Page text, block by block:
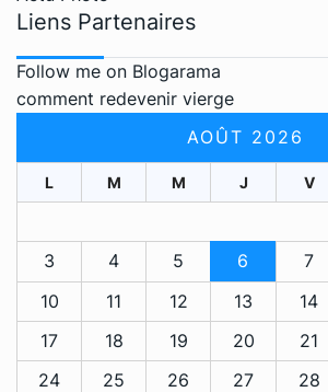
Liens Partenaires
Follow me on Blogarama
comment redevenir vierge
AOÛT 2026
L M M J V
3
4 5 6 7
10
11 12 13 14
17
18 19 20 21
24
25 26 27 28